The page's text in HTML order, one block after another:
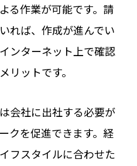
る作業が可能です。請
れば、作成が進んでい
ンターネット上で確認
リットです。
会社に出社する必要が
クを促進できます。経
フスタイルに合わせた